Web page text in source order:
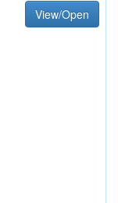
View/Open